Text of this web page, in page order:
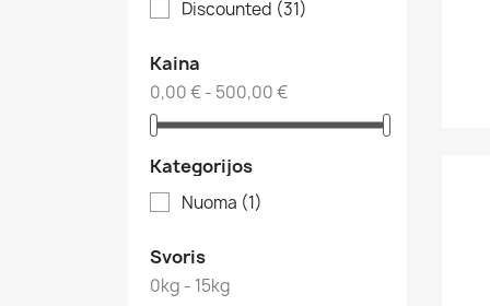
Discounted (31)
Kaina
0,00 € - 500,00 €
Kategorijos
Nuoma (1)
Svoris
0kg - 15kg